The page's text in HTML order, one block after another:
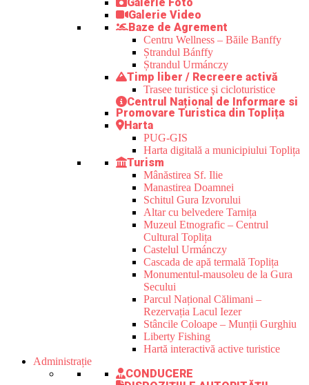
Galerie Video
Baze de Agrement
Centru Wellness – Băile Banffy
Ștrandul Bánffy
Ștrandul Urmánczy
Timp liber / Recreere activă
Trasee turistice şi cicloturistice
Centrul Național de Informare si
Promovare Turistica din Toplița
Harta
PUG-GIS
Harta digitală a municipiului Toplița
Turism
Mânăstirea Sf. Ilie
Manastirea Doamnei
Schitul Gura Izvorului
Altar cu belvedere Tarnița
Muzeul Etnografic – Centrul
Cultural Toplița
Castelul Urmánczy
Cascada de apă termală Toplița
Monumentul-mausoleu de la Gura
Secului
Parcul Național Călimani –
Rezervația Lacul Iezer
Stâncile Coloape – Munții Gurghiu
Liberty Fishing
Hartă interactivă active turistice
Administrație
CONDUCERE